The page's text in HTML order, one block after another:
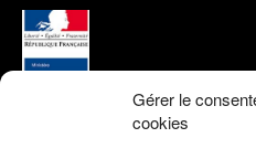
Gérer le
cookies